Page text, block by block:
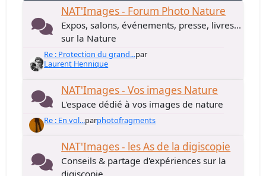
NAT'Images - Forum Photo Nature
Expos, salons, événements, presse, livres...
sur la Nature
Re : Protection du grand...par
Laurent Hennique
NAT'Images - Vos images Nature
L'espace dédié à vos images de nature
Re : En vol...parphotofragments
NAT'Images - les As de la digiscopie
Conseils & partage d'expériences sur la
digiscopie